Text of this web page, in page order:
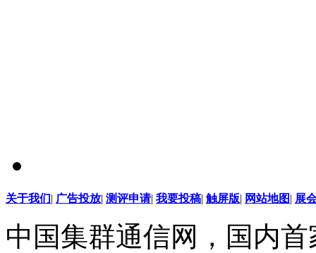
关于我们| 广告投放| 测评申请| 我要投稿| 触屏版| 网站地图| 展
中国集群通信网，国内